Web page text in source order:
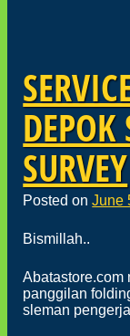
Post
SURVEY
Posted onJune
Bismillah..
Abatastore.com
panggilan
sleman